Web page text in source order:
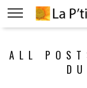
DE
VIVRE
PROPOS
ALL